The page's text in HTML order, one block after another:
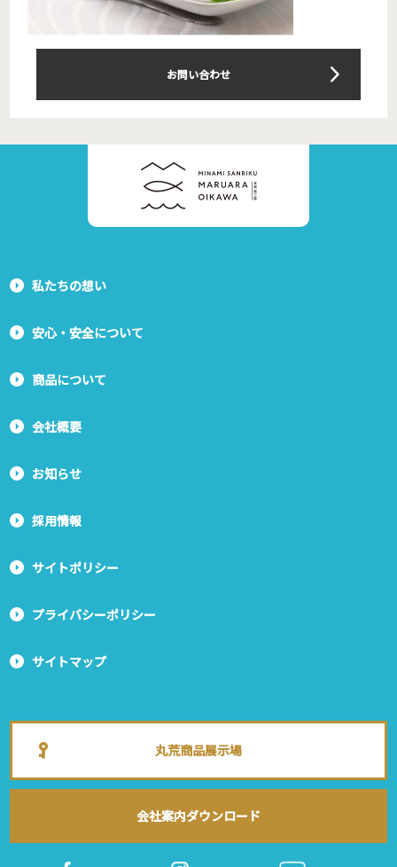
お問い合わせ
私たちの想い
安心・安全について
商品について
会社概要
お知らせ
採用情報
サイトポリシー
プライバシーポリシー
サイトマップ
丸荒商品展示場
会社案内ダウンロード